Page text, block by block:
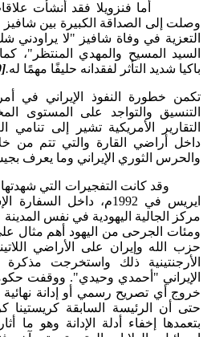
أما فنزويلا فقد أنشأت علاقات
وصلت إلى الصداقة الكبيرة بين
التعزية في وفاة شافيز "لا
السيد المسيح والمهدي المنتظر"،
باكيا شديد التأثر لفقدانه حليفًا مهمًا له.
[10]
تكمن خطورة النفوذ الإيراني في
التنسيق والتواجد على المستوى
التقارير الأمريكية تشير إلى تنامي
داخل أراضي القارة والتي تتم من
والحرس الثوري الإيراني وما يعرف
وقد كانت التفجيرات التي شهدتها
ايريس في 1992م، داخل
ومئات الجرحى من اليهود أهم مثال
حزب الله وإيران على الأراضي
الأرجنتينية ذلك واستخرجت
الإيراني "أحمدي وحيدي". ووقفت
خروج أي تصريح رسمي أو إدانة
حتى أن الرئيسة السابقة كريستينا
بتعمدها إخفاء أدلة الإدانة وهو ما